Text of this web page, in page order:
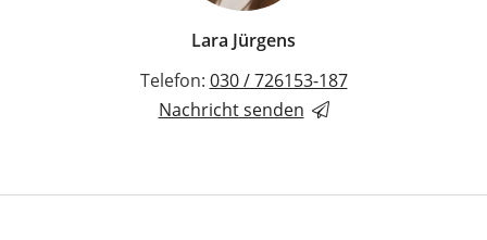
Lara Jürgens
Telefon: 030 / 726153-187
Nachricht senden